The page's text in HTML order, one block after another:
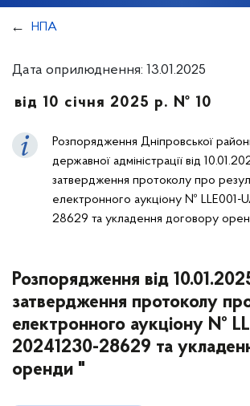
НПА
Дата оприлюднення: 13.01.2025
від 10 січня 2025 р. № 10
Розпорядження Дніпровської
державної адміністрації від
затвердження протоколу про
електронного аукціону № LLE001-
28629 та укладення договору
Розпорядження від
затвердження протоколу
електронного аукціону №
20241230-28629 та
оренди "